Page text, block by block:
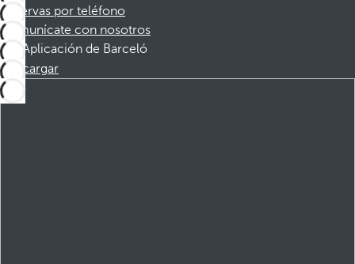
Reservas por teléfono
Comunícate con nosotros
Aplicación de Barceló
Descargar